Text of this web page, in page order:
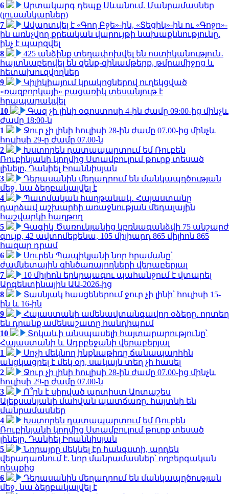
6
Արտակարգ դեպք Սևանում. Մանրամասներ
(լուսանկարներ)
7
Ավարտվել է «Գող Բջե»-ին, «Տեցիկ»-ին ու «Գոջո»-
ին առնչվող քրեական վարույթի նախաքննությունը.
ինչ է պարզվել
8
425 անձինք տեղափոխվել են ոստիկանություն․
հայտնաբերվել են զենք-զինամթերք, թմրամիջոց և
հետախուզվողներ
9
Կիլիկիայում կրակոցներով ուղեկցված
«ռազբորկայի» բացառիկ տեսանյութ է
հրապարակվել
10
Գազ չի լինի օգոստոսի 4-ին ժամը 09:00-ից մինչև
ժամը 18:00-ն
1
Ջուր չի լինի հուլիսի 28-ին ժամը 07.00-ից մինչև
հուլիսի 29-ը ժամը 07.00-ն
2
Խստորեն դատապարտում եմ Ռուբեն
Ռուբինյանի կողմից Ստամբուլում թուրք տեսած
լինելը. Դանիել Իոաննիսյան
3
Դերասանին մեղադրում են մանկապղծության
մեջ․ նա ձերբակալվել է
4
Պատմական հաղթանակ․ Հայաստանը
դարձավ աշխարհի առաջնության մեդալային
հաշվարկի հաղթող
5
Գագիկ Ծառուկյանից կբռնագանձվի 75 անշարժ
գույք, 42 ավտոմեքենա, 105 միլիարդ 865 միլիոն 865
հազար դրամ
6
Սուրեն Պապիկյանի նոր հրամանը՝
ժամկետային զինծառայողների վերաբերյալ
7
10 միլիոն երկրպագու պահանջում է վտարել
Արգենտինային ԱԱ-2026-ից
8
Տասնյակ հասցեներում ջուր չի լինի՝ հուլիսի 15-
ին և 16-ին
9
Հայաստանի ամենավտանգավոր օձերը. որտեղ
են դրանք ամենաշատը հանդիպում
10
Տոկաևի անսպասելի հայտարարությունը՝
Հայաստանի և Ադրբեջանի վերաբերյալ
1
Սոչի մեկնող ինքնաթիռը ճանապարհին
անցկացրել է մեկ օր, սակայն տեղ չի հասել
2
Ջուր չի լինի հուլիսի 28-ին ժամը 07.00-ից մինչև
հուլիսի 29-ը ժամը 07.00-ն
3
Ո՞րն է սիրված արտիստ Արտաշես
Ալեքսանյանի մահվան պատճառը. հայտնի են
մանրամասներ
4
Խստորեն դատապարտում եմ Ռուբեն
Ռուբինյանի կողմից Ստամբուլում թուրք տեսած
լինելը. Դանիել Իոաննիսյան
5
Նորայրը մեկնել էր հանգստի, արդեն
վերադառնում է. նոր մանրամասներ՝ ողբերգական
դեպքից
6
Դերասանին մեղադրում են մանկապղծության
մեջ․ նա ձերբակալվել է